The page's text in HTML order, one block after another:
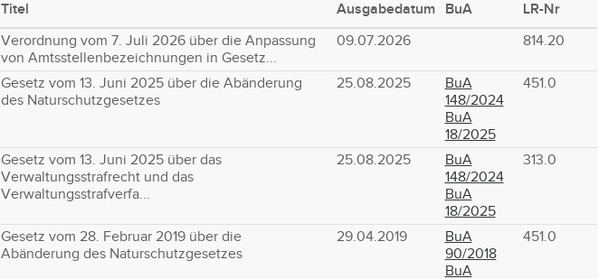
Titel Ausgabedatum BuA
LR-Nr
Verordnung vom 7. Juli 2026 über die Anpassung
von Amtsstellenbezeichnungen in Gesetz...
09.07.2026 814.20
Gesetz vom 13. Juni 2025 über die Abänderung
des Naturschutzgesetzes
25.08.2025
BuA
148/2024
BuA
18/2025
451.0
Gesetz vom 13. Juni 2025 über das
Verwaltungsstrafrecht und das
Verwaltungsstrafverfa...
25.08.2025
BuA
148/2024
BuA
18/2025
313.0
Gesetz vom 28. Februar 2019 über die
Abänderung des Naturschutzgesetzes
29.04.2019
BuA
90/2018
BuA
451.0